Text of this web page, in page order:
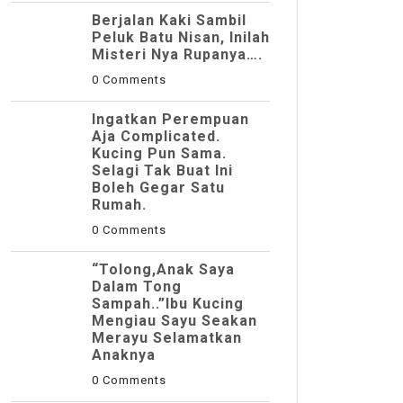
Berjalan Kaki Sambil
Peluk Batu Nisan, Inilah
Misteri Nya Rupanya….
0 Comments
Ingatkan Perempuan
Aja Complicated.
Kucing Pun Sama.
Selagi Tak Buat Ini
Boleh Gegar Satu
Rumah.
0 Comments
“Tolong,Anak Saya
Dalam Tong
Sampah..”Ibu Kucing
Mengiau Sayu Seakan
Merayu Selamatkan
Anaknya
0 Comments